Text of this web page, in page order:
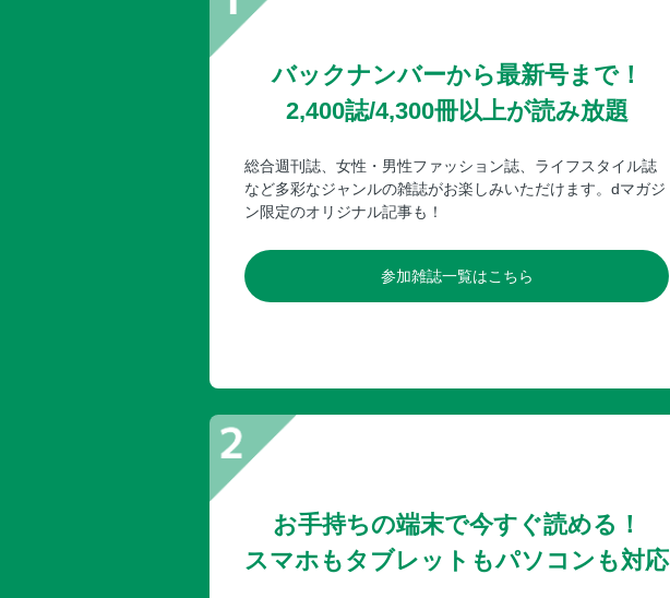
バックナンバーから最新号まで！
2,400誌/4,300冊以上が読み放題
総合週刊誌、女性・男性ファッション誌、ライフスタイル誌
など多彩なジャンルの雑誌がお楽しみいただけます。dマガジ
ン限定のオリジナル記事も！
参加雑誌一覧はこちら
お手持ちの端末で今すぐ読める！
スマホもタブレットもパソコンも対応